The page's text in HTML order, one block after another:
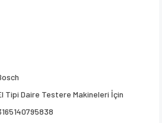
Tipi Daire Testere Makineleri İçin